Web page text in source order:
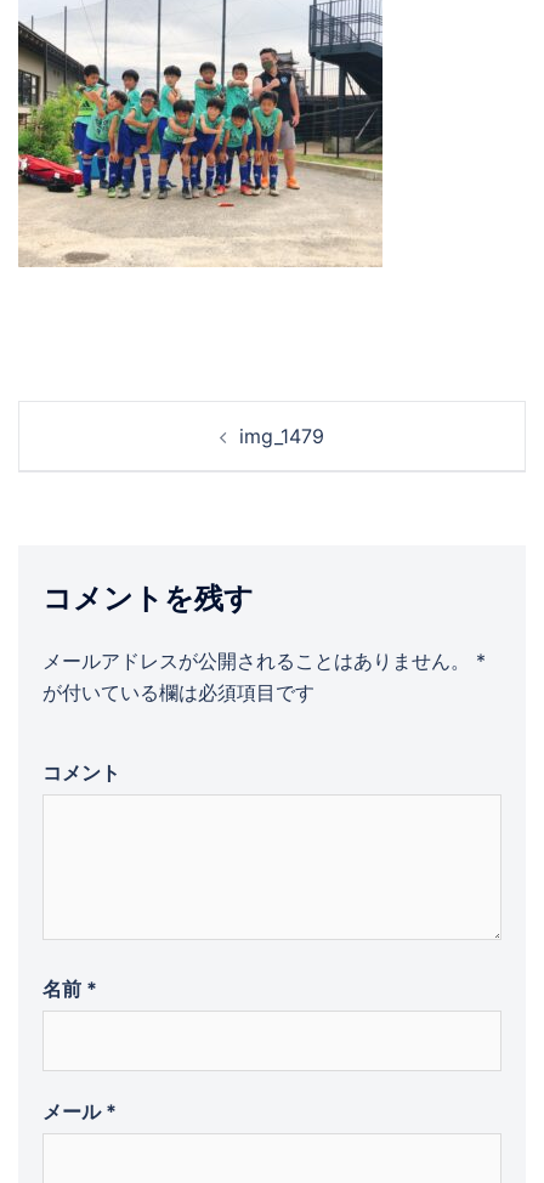
ナ
シ
ン
img_1479
コメントを残す
メールアドレスが公開されることはありません。
*
が付いている欄は必須項目です
コメント
名前 *
メール *